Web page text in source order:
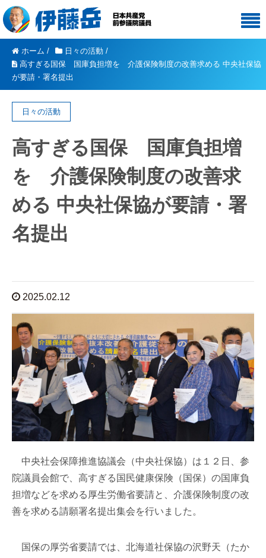
ホーム / 日々の活動 /
高すぎる国保 国庫負担増を 介護保険制度の改善求める 中央社保協
が要請・署名提出
日々の活動
高すぎる国保 国庫負担増
を 介護保険制度の改善求
める 中央社保協が要請・署
名提出
2025.02.12
中央社会保障推進協議会（中央社保協）は１２日、参
院議員会館で、高すぎる国民健康保険（国保）の国庫負
担増などを求める厚生労働省要請と、介護保険制度の改
善を求める請願署名提出集会を行いました。
国保の厚労省要請では、北海道社保協の沢野天（たか